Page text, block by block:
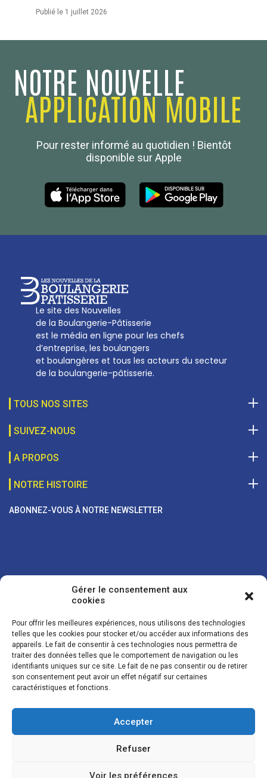
Gérer le consentement aux
cookies
Pour offrir les meilleures expériences, nous utilisons des technologies
telles que les cookies pour stocker et/ou accéder aux informations des
appareils. Le fait de consentir à ces technologies nous permettra de
traiter des données telles que le comportement de navigation ou les
identifiants uniques sur ce site. Le fait de ne pas consentir ou de retirer
son consentement peut avoir un effet négatif sur certaines
caractéristiques et fonctions.
Accepter
Refuser
Voir les préférences
Publié le 1 juillet 2026
NOTRE NOUVELLE
APPLICATION MOBILE
Pour rester informé au quotidien ! Bientôt
disponible sur Apple
Le site des Nouvelles
de la Boulangerie-Pâtisserie
est le média en ligne pour les chefs
d’entreprise, les boulangers
et boulangères et tous les acteurs du secteur
de la boulangerie-pâtisserie.
TOUS NOS SITES
Boulanger de France
SUIVEZ-NOUS
A PROPOS
Les Nouvelles de la Boulangerie-Pâtisserie Française
27, av d’Eylau - 75782 Paris Cédex 16
01 53 70 16 25
NOTRE HISTOIRE
ABONNEZ-VOUS À NOTRE NEWSLETTER
Vos coordonnées sont uniquement utilisées pour vous envoyer des
lettres d'information sur nos activités. Vous pouvez à tout moment
utiliser le lien de désinscription figurant dans la lettre d'information.
© LES NOUVELLES DE LA BOULANGERIE - Tous droits réservés - Réalisation :
Josh Digital
Mentions légales